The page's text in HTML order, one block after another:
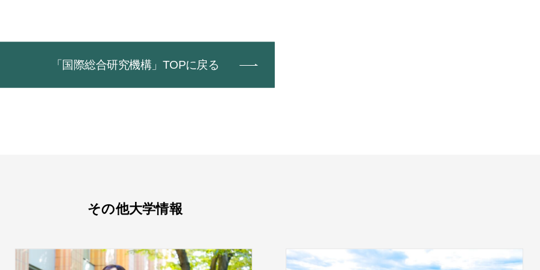
「国際総合研究機構」TOPに戻る
その他大学情報